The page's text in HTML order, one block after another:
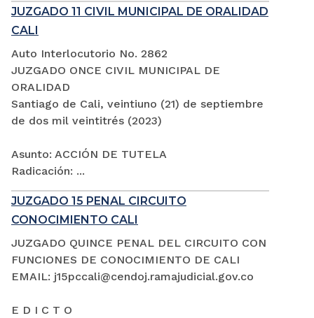
JUZGADO 11 CIVIL MUNICIPAL DE ORALIDAD
CALI
Auto Interlocutorio No. 2862
JUZGADO ONCE CIVIL MUNICIPAL DE
ORALIDAD
Santiago de Cali, veintiuno (21) de septiembre
de dos mil veintitrés (2023)
Asunto: ACCIÓN DE TUTELA
Radicación: ...
JUZGADO 15 PENAL CIRCUITO
CONOCIMIENTO CALI
JUZGADO QUINCE PENAL DEL CIRCUITO CON
FUNCIONES DE CONOCIMIENTO DE CALI
EMAIL: j15pccali@cendoj.ramajudicial.gov.co
E D I C T O